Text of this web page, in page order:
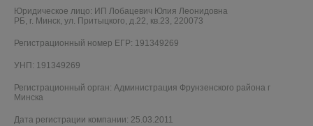
Юридическое лицо: ИП Лобацевич Юлия Леонидовна
РБ, г. Минск, ул. Притыцкого, д.22, кв.23, 220073
Регистрационный номер ЕГР: 191349269
УНП: 191349269
Регистрационный орган: Администрация Фрунзенского района г
Минска
Дата регистрации компании: 25.03.2011